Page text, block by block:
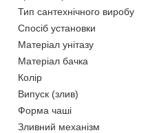
Тип сантехнічного виробу
Спосіб установки
Матеріал унітазу
Матеріал бачка
Колір
Випуск (злив)
Форма чаші
Зливний механізм